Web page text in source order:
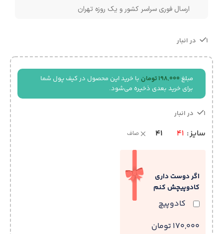
ارسال فوری سراسر کشور و یک روزه تهران
1 در انبار
مبلغ 198,000 تومان با خرید این محصول در کیف پول شما
برای خرید بعدی ذخیره می‌شود.
1 در انبار
سایز 41
41 صاف
اگر دوست داری
کادوپیچش کنم
کادوپیچ
170,000 تومان